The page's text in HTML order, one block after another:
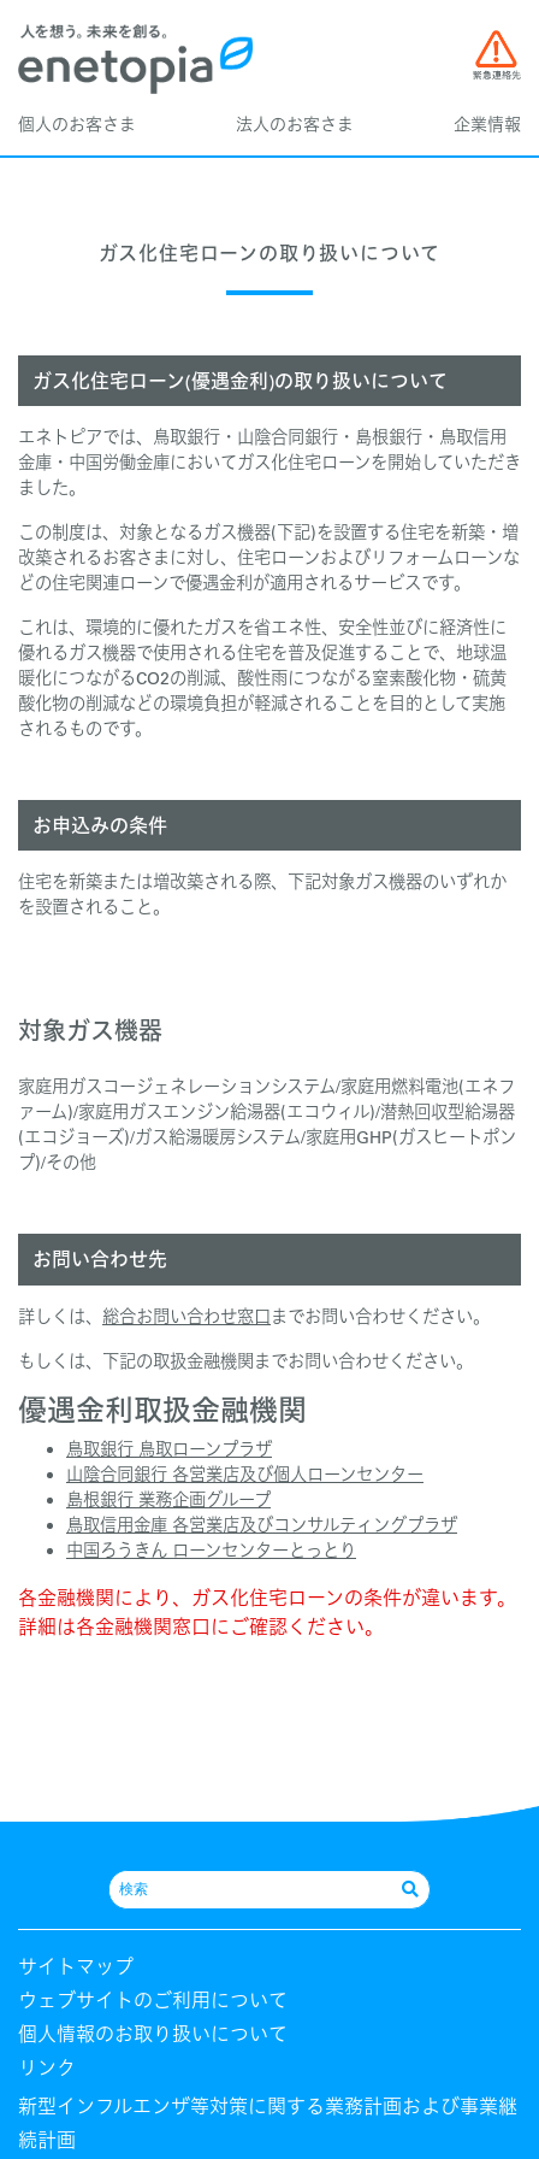
個人のお客さま 法人のお客さま 企業情報
ガス化住宅ローンの取り扱いについて
ガス化住宅ローン(優遇金利)の取り扱いについて
エネトピアでは、鳥取銀行・山陰合同銀行・島根銀行・鳥取信用
金庫・中国労働金庫においてガス化住宅ローンを開始していただき
ました。
この制度は、対象となるガス機器(下記)を設置する住宅を新築・増
改築されるお客さまに対し、住宅ローンおよびリフォームローンな
どの住宅関連ローンで優遇金利が適用されるサービスです。
これは、環境的に優れたガスを省エネ性、安全性並びに経済性に
優れるガス機器で使用される住宅を普及促進することで、地球温
暖化につながるCO2の削減、酸性雨につながる窒素酸化物・硫黄
酸化物の削減などの環境負担が軽減されることを目的として実施
されるものです。
お申込みの条件
住宅を新築または増改築される際、下記対象ガス機器のいずれか
を設置されること。
対象ガス機器
家庭用ガスコージェネレーションシステム/家庭用燃料電池(エネフ
ァーム)/家庭用ガスエンジン給湯器(エコウィル)/潜熱回収型給湯器
(エコジョーズ)/ガス給湯暖房システム/家庭用GHP(ガスヒートポン
プ)/その他
お問い合わせ先
詳しくは、 総合お問い合わせ窓口までお問い合わせください。
もしくは、下記の取扱金融機関までお問い合わせください。
優遇金利取扱金融機関
鳥取銀行 鳥取ローンプラザ
山陰合同銀行 各営業店及び個人ローンセンター
島根銀行 業務企画グループ
鳥取信用金庫 各営業店及びコンサルティングプラザ
中国ろうきん ローンセンターとっとり
各金融機関により、ガス化住宅ローンの条件が違います。
詳細は各金融機関窓口にご確認ください。
サイトマップ
ウェブサイトのご利用について
個人情報のお取り扱いについて
リンク
新型インフルエンザ等対策に関する業務計画および事業継
続計画